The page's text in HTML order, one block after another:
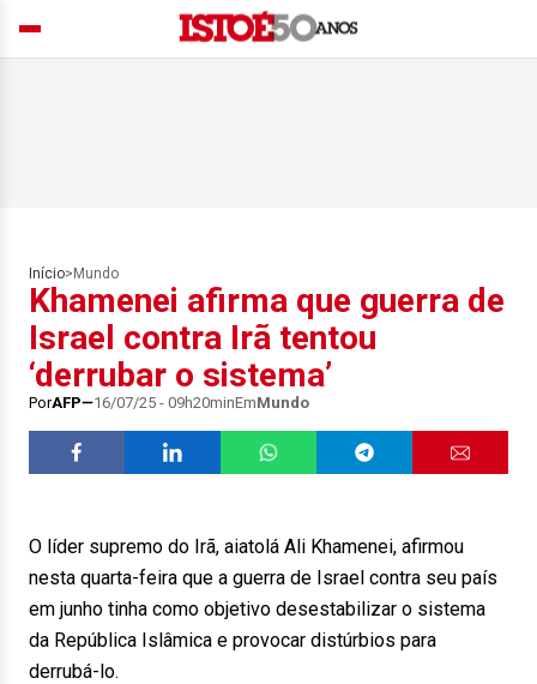
Início> Mundo
Khamenei afirma que guerra de
Israel contra Irã tentou
‘derrubar o sistema’
PorAFP 16/07/25 - 09h20minEmMundo
O líder supremo do Irã, aiatolá Ali Khamenei, afirmou
nesta quarta-feira que a guerra de Israel contra seu país
em junho tinha como objetivo desestabilizar o sistema
da República Islâmica e provocar distúrbios para
derrubá-lo.